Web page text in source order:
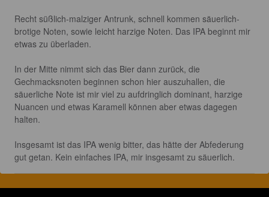
Recht süßlich-malziger Antrunk, schnell kommen säuerlich-
brotige Noten, sowie leicht harzige Noten. Das IPA beginnt mir
etwas zu überladen.
In der Mitte nimmt sich das Bier dann zurück, die
Gechmacksnoten beginnen schon hier auszuhallen, die
säuerliche Note ist mir viel zu aufdringlich dominant, harzige
Nuancen und etwas Karamell können aber etwas dagegen
halten.
Insgesamt ist das IPA wenig bitter, das hätte der Abfederung
gut getan. Kein einfaches IPA, mir insgesamt zu säuerlich.